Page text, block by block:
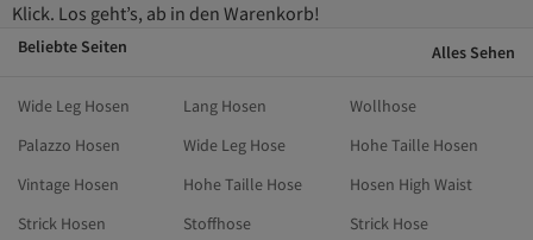
Klick. Los geht’s, ab in den Warenkorb!
Beliebte Seiten Alles Sehen
Wide Leg Hosen Lang Hosen
Wollhose
Palazzo Hosen
Wide Leg Hose
Hohe Taille Hosen
Vintage Hosen
Hohe Taille Hose
Hosen High Waist
Strick Hosen
Stoffhose
Strick Hose